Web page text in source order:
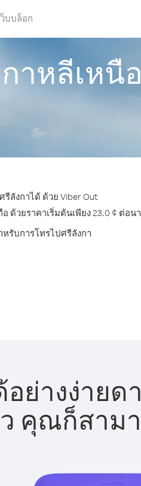
ว็บบล็อก
าหลีเหนือ
ลังกาได้ ด้วย Viber Out
วยราคาเริ่มต้นเพียง 23.0 ¢ ต่อน
รับการโทรไปศรีลังกา
ย่างง่ายด
คุณก็สาม